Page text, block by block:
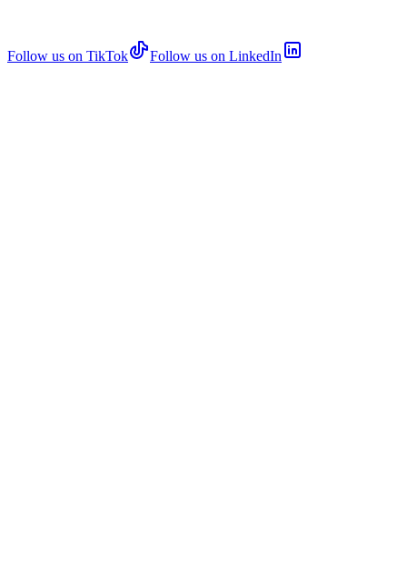
Follow us on TikTok Follow us on LinkedIn